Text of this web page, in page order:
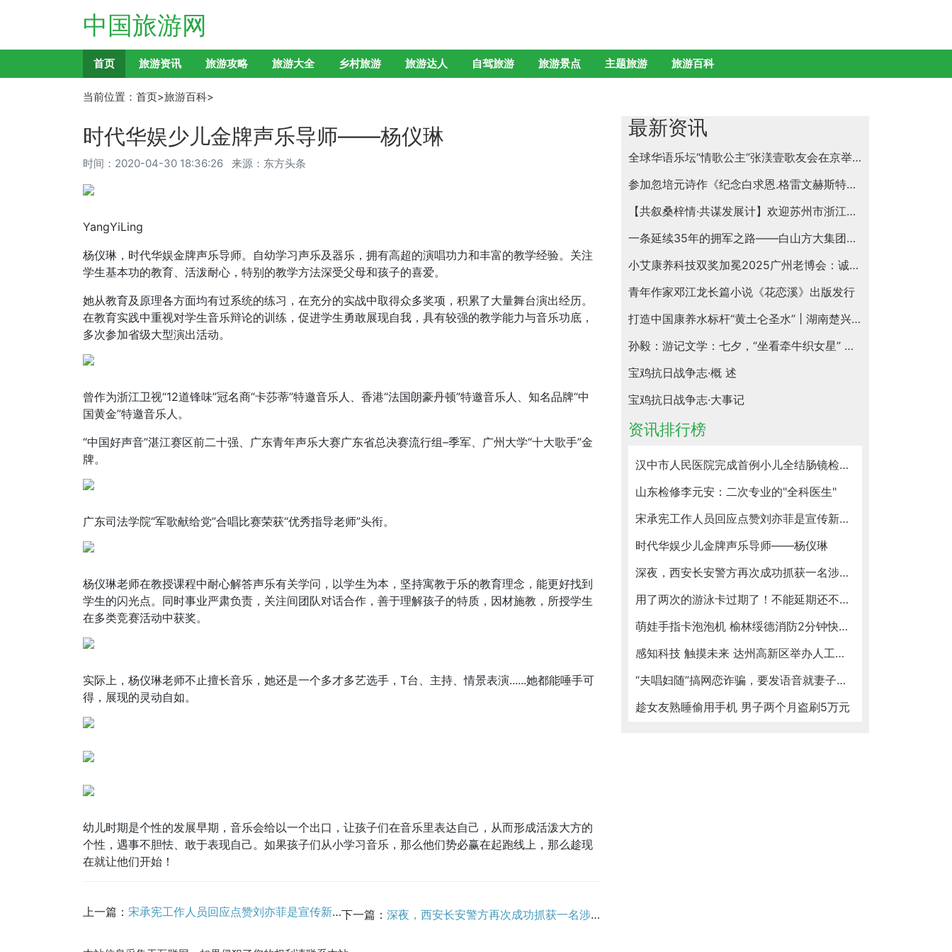
中国旅游网
首页 旅游资讯 旅游攻略 旅游大全 乡村旅游 旅游达人 自驾旅游 旅游景点 主题旅游 旅游百科
当前位置： 首页>旅游百科>
时代华娱少儿金牌声乐导师——杨仪琳
时间： 2020-04-30 18:36:26 来源：东方头条
YangYiLing
杨仪琳，时代华娱金牌声乐导师。自幼学习声乐及器乐，拥有高超的演唱功力和丰富的教学经验。关注
学生基本功的教育、活泼耐心，特别的教学方法深受父母和孩子的喜爱。
她从教育及原理各方面均有过系统的练习，在充分的实战中取得众多奖项，积累了大量舞台演出经历。
在教育实践中重视对学生音乐辩论的训练，促进学生勇敢展现自我，具有较强的教学能力与音乐功底，
多次参加省级大型演出活动。
曾作为浙江卫视“12道锋味”冠名商“卡莎蒂”特邀音乐人、香港“法国朗豪丹顿”特邀音乐人、知名品牌“中
国黄金”特邀音乐人。
“中国好声音”湛江赛区前二十强、广东青年声乐大赛广东省总决赛流行组–季军、广州大学“十大歌手”金
牌。
广东司法学院“军歌献给党”合唱比赛荣获“优秀指导老师”头衔。
杨仪琳老师在教授课程中耐心解答声乐有关学问，以学生为本，坚持寓教于乐的教育理念，能更好找到
学生的闪光点。同时事业严肃负责，关注间团队对话合作，善于理解孩子的特质，因材施教，所授学生
在多类竞赛活动中获奖。
实际上，杨仪琳老师不止擅长音乐，她还是一个多才多艺选手，T台、主持、情景表演......她都能唾手可
得，展现的灵动自如。
幼儿时期是个性的发展早期，音乐会给以一个出口，让孩子们在音乐里表达自己，从而形成活泼大方的
个性，遇事不胆怯、敢于表现自己。如果孩子们从小学习音乐，那么他们势必赢在起跑线上，那么趁现
在就让他们开始！
上一篇： 宋承宪工作人员回应点赞刘亦菲是宣传新剧手滑，两人不可能复合 下一篇： 深夜，西安长安警方再次成功抓获一名涉嫌黑灰产交易犯罪嫌疑人
最新资讯
全球华语乐坛“情歌公主”张渼壹歌友会在京举行
参加忽培元诗作《纪念白求恩.格雷文赫斯特抒怀》首发阅读分享会纪闻
【共叙桑梓情·共谋发展计】欢迎苏州市浙江商会领导一行莅临苏州名仕医院参观指导
一条延续35年的拥军之路——白山方大集团慰问抗日战争、抗美援朝老兵纪实
小艾康养科技双奖加冕2025广州老博会：诚邀全球合伙人共启银发经济万亿蓝海
青年作家邓江龙长篇小说《花恋溪》出版发行
打造中国康养水标杆“黄土仑圣水” | 湖南楚兴神泉井饮品有限公司
孙毅：游记文学：七夕，“坐看牵牛织女星” ——感悟唐诗爱情坚贞的“平平淡淡”才是真
宝鸡抗日战争志·概 述
宝鸡抗日战争志·大事记
资讯排行榜
汉中市人民医院完成首例小儿全结肠镜检查及手术
山东检修李元安：二次专业的"全科医生"
宋承宪工作人员回应点赞刘亦菲是宣传新剧手滑，两人不可能复合
时代华娱少儿金牌声乐导师——杨仪琳
深夜，西安长安警方再次成功抓获一名涉嫌黑灰产交易犯罪嫌疑人
用了两次的游泳卡过期了！不能延期还不退？
萌娃手指卡泡泡机 榆林绥德消防2分钟快速救援
感知科技 触摸未来 达州高新区举办人工智能体验
“夫唱妇随”搞网恋诈骗，要发语音就妻子来，一男子被骗近万！
趁女友熟睡偷用手机 男子两个月盗刷5万元